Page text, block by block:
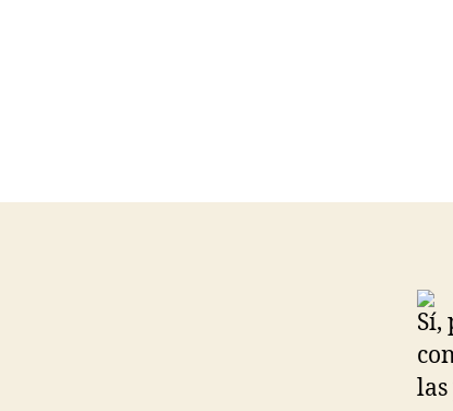
Sí,